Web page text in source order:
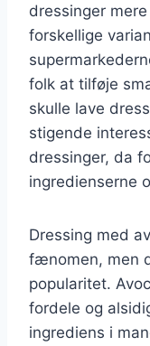
dressinger
forskellige
folk at tilføje
skulle lave
stigende
dressinger, da
ingredienserne
Dressing med
fænomen, men
popularitet.
fordele og
ingrediens i